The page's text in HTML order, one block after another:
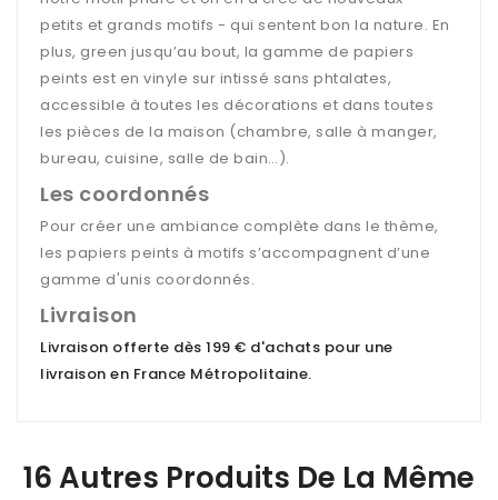
petits et grands motifs - qui sentent bon la nature. En
plus, green jusqu’au bout, la gamme de papiers
peints est en vinyle sur intissé sans phtalates,
accessible à toutes les décorations et dans toutes
les pièces de la maison (chambre, salle à manger,
bureau, cuisine, salle de bain…).
Les coordonnés
Pour créer une ambiance complète dans le thème,
les papiers peints à motifs s’accompagnent d’une
gamme d'unis coordonnés.
Livraison
Livraison offerte dès 199 € d'achats pour une
livraison en France Métropolitaine.
16 Autres Produits De La Même